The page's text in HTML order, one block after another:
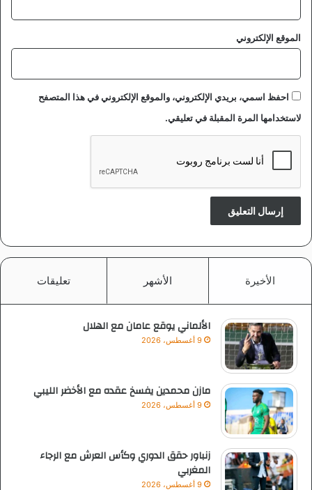
الموقع الإلكتروني
احفظ اسمي، بريدي الإلكتروني، والموقع الإلكتروني في هذا المتصفح
لاستخدامها المرة المقبلة في تعليقي.
الأخيرة الأشهر تعليقات
الألماني يوقع عامان مع الهلال
9 أغسطس، 2026
مازن محمدين يفسخ عقده مع الأخضر الليبي
9 أغسطس، 2026
زنباور حقق الدوري وكأس العرش مع الرجاء
المغربي
9 أغسطس، 2026